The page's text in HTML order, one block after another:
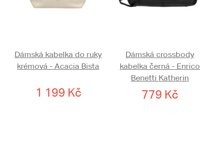
Dámská kabelka do ruky
krémová - Acacia Bista
1 199 Kč
Dámská crossbody
kabelka černá - Enrico
Benetti Katherin
779 Kč